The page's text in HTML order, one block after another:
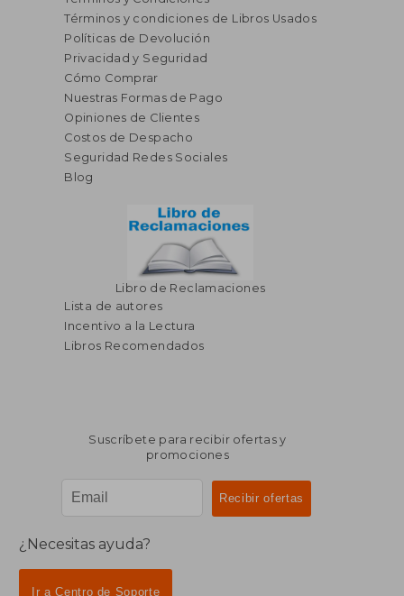
55%
dcto.
S/ 327,23
S/ 147,25
Términos y condiciones de Libros Usados
Políticas de Devolución
Privacidad y Seguridad
Cómo Comprar
Nuestras Formas de Pago
Opiniones de Clientes
Costos de Despacho
Seguridad Redes Sociales
Blog
Libro de Reclamaciones
Lista de autores
Incentivo a la Lectura
Libros Recomendados
Suscríbete para recibir ofertas y
promociones
¿Necesitas ayuda?
Ir a Centro de Soporte